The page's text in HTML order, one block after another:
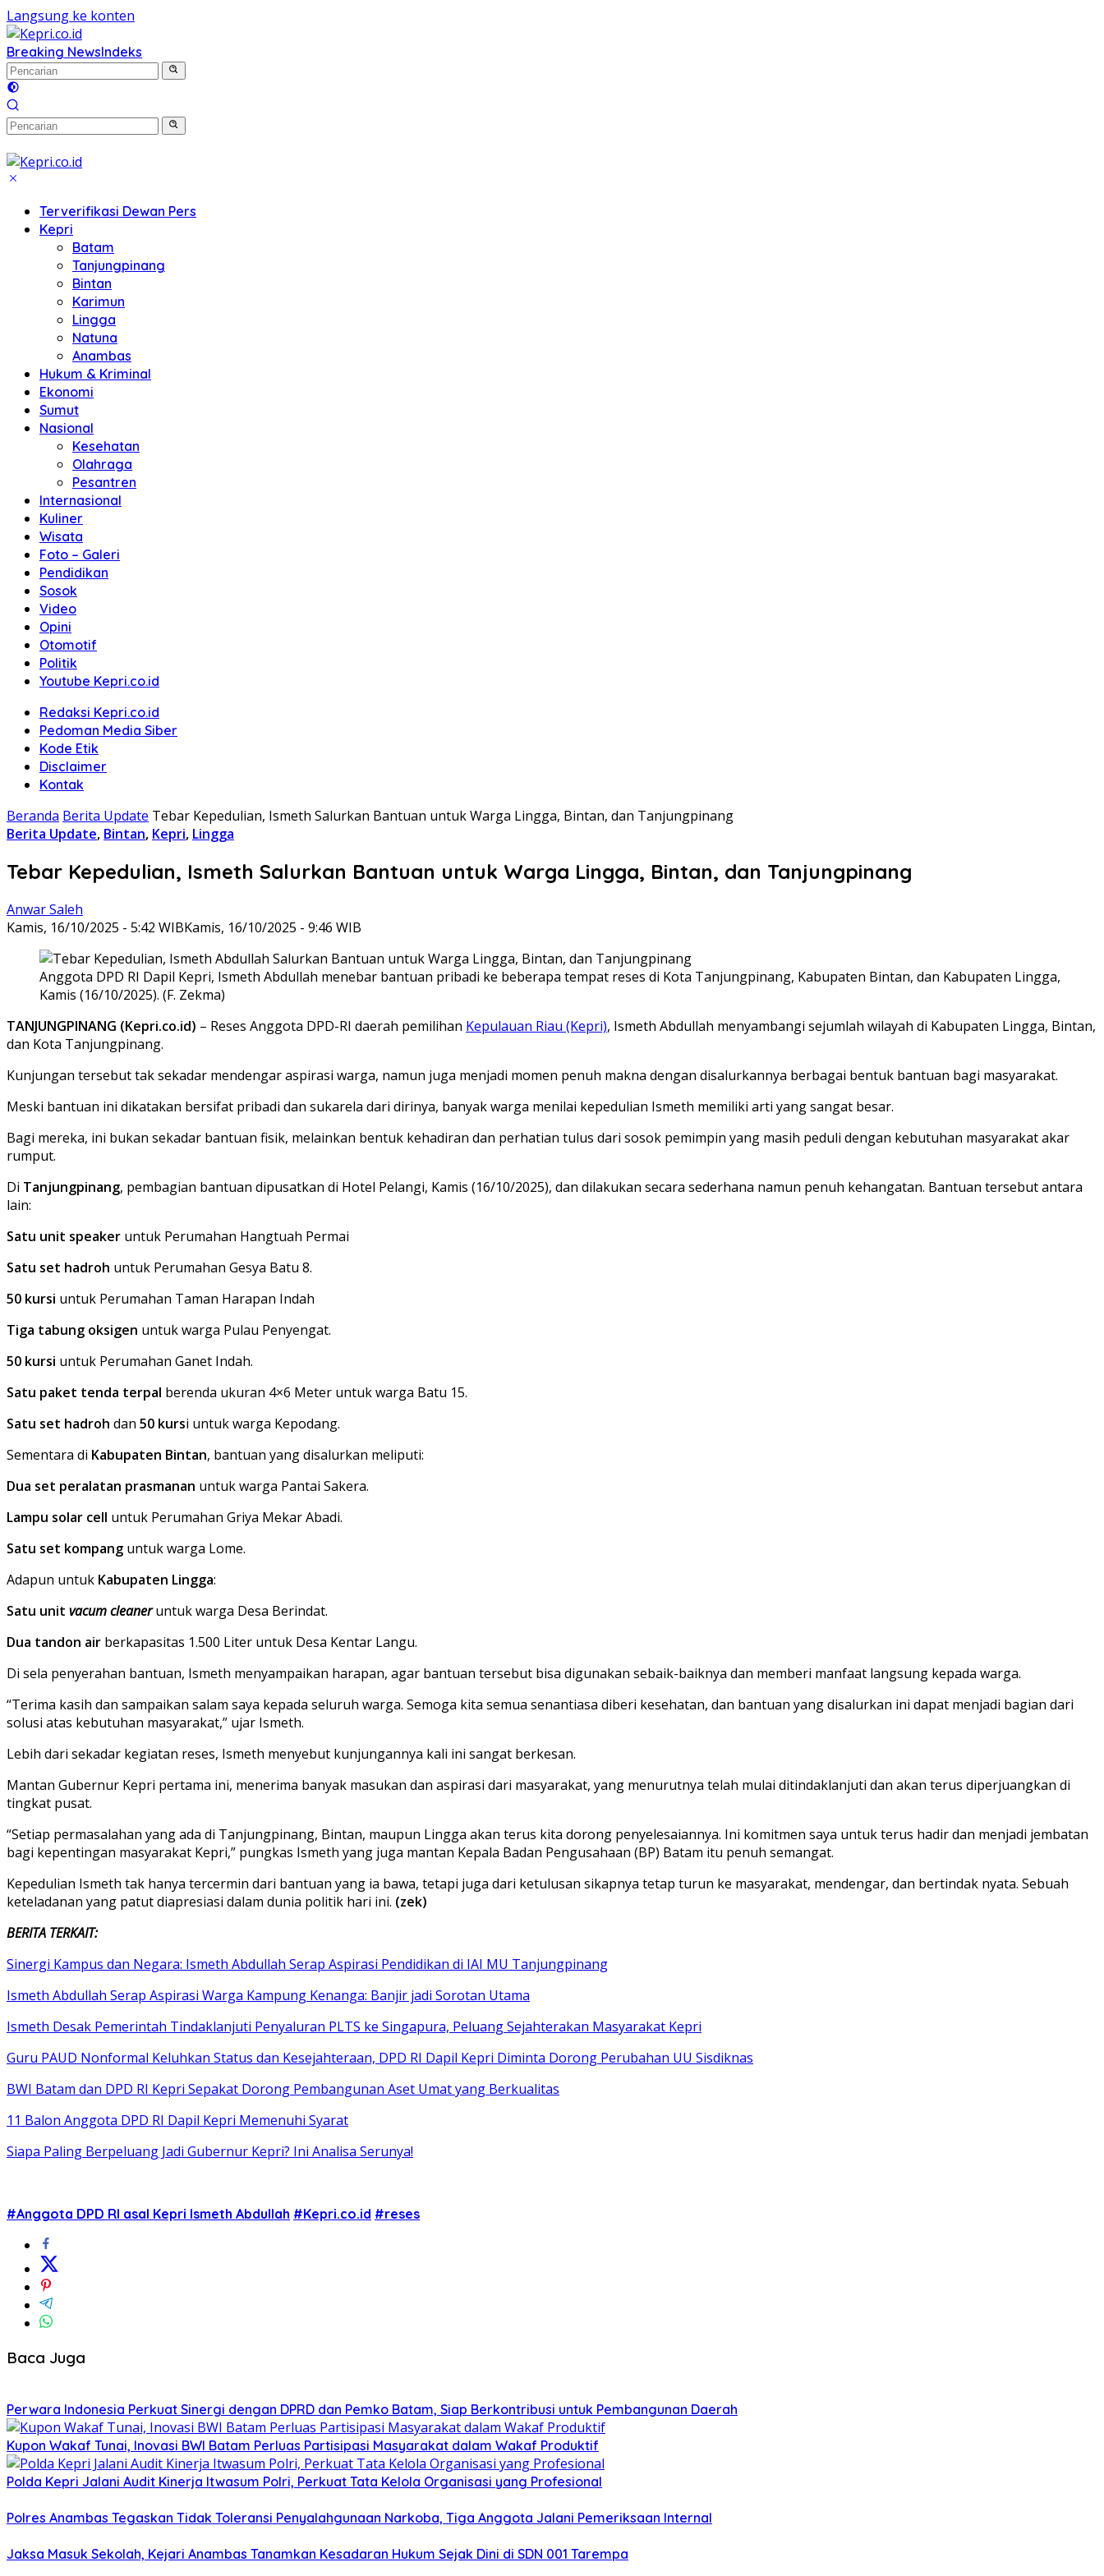
Langsung ke konten
Breaking NewsIndeks
Terverifikasi Dewan Pers
Kepri
Batam
Tanjungpinang
Bintan
Karimun
Lingga
Natuna
Anambas
Hukum & Kriminal
Ekonomi
Sumut
Nasional
Kesehatan
Olahraga
Pesantren
Internasional
Kuliner
Wisata
Foto – Galeri
Pendidikan
Sosok
Video
Opini
Otomotif
Politik
Youtube Kepri.co.id
Redaksi Kepri.co.id
Pedoman Media Siber
Kode Etik
Disclaimer
Kontak
Beranda Berita Update Tebar Kepedulian, Ismeth Salurkan Bantuan untuk Warga Lingga, Bintan, dan Tanjungpinang
Berita Update, Bintan, Kepri, Lingga
Tebar Kepedulian, Ismeth Salurkan Bantuan untuk Warga Lingga, Bintan, dan Tanjungpinang
Anwar Saleh
Kamis, 16/10/2025 - 5:42 WIBKamis, 16/10/2025 - 9:46 WIB
Anggota DPD RI Dapil Kepri, Ismeth Abdullah menebar bantuan pribadi ke beberapa tempat reses di Kota Tanjungpinang, Kabupaten Bintan, dan Kabupaten Lingga,
Kamis (16/10/2025). (F. Zekma)
TANJUNGPINANG (Kepri.co.id) – Reses Anggota DPD-RI daerah pemilihan Kepulauan Riau (Kepri), Ismeth Abdullah menyambangi sejumlah wilayah di Kabupaten Lingga, Bintan,
dan Kota Tanjungpinang.
Kunjungan tersebut tak sekadar mendengar aspirasi warga, namun juga menjadi momen penuh makna dengan disalurkannya berbagai bentuk bantuan bagi masyarakat.
Meski bantuan ini dikatakan bersifat pribadi dan sukarela dari dirinya, banyak warga menilai kepedulian Ismeth memiliki arti yang sangat besar.
Bagi mereka, ini bukan sekadar bantuan fisik, melainkan bentuk kehadiran dan perhatian tulus dari sosok pemimpin yang masih peduli dengan kebutuhan masyarakat akar
rumput.
Di Tanjungpinang, pembagian bantuan dipusatkan di Hotel Pelangi, Kamis (16/10/2025), dan dilakukan secara sederhana namun penuh kehangatan. Bantuan tersebut antara
lain:
Satu unit speaker untuk Perumahan Hangtuah Permai
Satu set hadroh untuk Perumahan Gesya Batu 8.
50 kursi untuk Perumahan Taman Harapan Indah
Tiga tabung oksigen untuk warga Pulau Penyengat.
50 kursi untuk Perumahan Ganet Indah.
Satu paket tenda terpal berenda ukuran 4×6 Meter untuk warga Batu 15.
Satu set hadroh dan 50 kursi untuk warga Kepodang.
Sementara di Kabupaten Bintan, bantuan yang disalurkan meliputi:
Dua set peralatan prasmanan untuk warga Pantai Sakera.
Lampu solar cell untuk Perumahan Griya Mekar Abadi.
Satu set kompang untuk warga Lome.
Adapun untuk Kabupaten Lingga:
Satu unit vacum cleaneruntuk warga Desa Berindat.
Dua tandon air berkapasitas 1.500 Liter untuk Desa Kentar Langu.
Di sela penyerahan bantuan, Ismeth menyampaikan harapan, agar bantuan tersebut bisa digunakan sebaik-baiknya dan memberi manfaat langsung kepada warga.
“Terima kasih dan sampaikan salam saya kepada seluruh warga. Semoga kita semua senantiasa diberi kesehatan, dan bantuan yang disalurkan ini dapat menjadi bagian dari
solusi atas kebutuhan masyarakat,” ujar Ismeth.
Lebih dari sekadar kegiatan reses, Ismeth menyebut kunjungannya kali ini sangat berkesan.
Mantan Gubernur Kepri pertama ini, menerima banyak masukan dan aspirasi dari masyarakat, yang menurutnya telah mulai ditindaklanjuti dan akan terus diperjuangkan di
tingkat pusat.
“Setiap permasalahan yang ada di Tanjungpinang, Bintan, maupun Lingga akan terus kita dorong penyelesaiannya. Ini komitmen saya untuk terus hadir dan menjadi jembatan
bagi kepentingan masyarakat Kepri,” pungkas Ismeth yang juga mantan Kepala Badan Pengusahaan (BP) Batam itu penuh semangat.
Kepedulian Ismeth tak hanya tercermin dari bantuan yang ia bawa, tetapi juga dari ketulusan sikapnya tetap turun ke masyarakat, mendengar, dan bertindak nyata. Sebuah
keteladanan yang patut diapresiasi dalam dunia politik hari ini. (zek)
BERITA TERKAIT:
Sinergi Kampus dan Negara: Ismeth Abdullah Serap Aspirasi Pendidikan di IAI MU Tanjungpinang
Ismeth Abdullah Serap Aspirasi Warga Kampung Kenanga: Banjir jadi Sorotan Utama
Ismeth Desak Pemerintah Tindaklanjuti Penyaluran PLTS ke Singapura, Peluang Sejahterakan Masyarakat Kepri
Guru PAUD Nonformal Keluhkan Status dan Kesejahteraan, DPD RI Dapil Kepri Diminta Dorong Perubahan UU Sisdiknas
BWI Batam dan DPD RI Kepri Sepakat Dorong Pembangunan Aset Umat yang Berkualitas
11 Balon Anggota DPD RI Dapil Kepri Memenuhi Syarat
Siapa Paling Berpeluang Jadi Gubernur Kepri? Ini Analisa Serunya!
#Anggota DPD RI asal Kepri Ismeth Abdullah #Kepri.co.id #reses
Baca Juga
Perwara Indonesia Perkuat Sinergi dengan DPRD dan Pemko Batam, Siap Berkontribusi untuk Pembangunan Daerah
Kupon Wakaf Tunai, Inovasi BWI Batam Perluas Partisipasi Masyarakat dalam Wakaf Produktif
Polda Kepri Jalani Audit Kinerja Itwasum Polri, Perkuat Tata Kelola Organisasi yang Profesional
Polres Anambas Tegaskan Tidak Toleransi Penyalahgunaan Narkoba, Tiga Anggota Jalani Pemeriksaan Internal
Jaksa Masuk Sekolah, Kejari Anambas Tanamkan Kesadaran Hukum Sejak Dini di SDN 001 Tarempa